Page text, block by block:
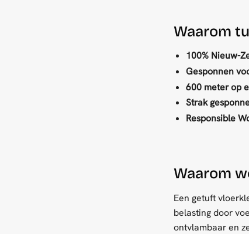
Waarom
100% Nieuw-
Gesponnen
600 meter op
Strak
Responsible
Waarom
Een getuft
belasting door
ontvlambaar en